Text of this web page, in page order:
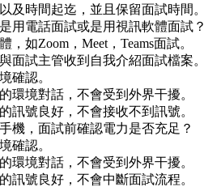
及時間起迄，並且保留面試時間。
用電話面試或是用視訊軟體面試？
如Zoom，Meet，Teams面試。
面試主管收到自我介紹面試檔案。
確認。
環境對話，不會受到外界干擾。
訊號良好，不會接收不到訊號。
機，面試前確認電力是否充足？
確認。
環境對話，不會受到外界干擾。
訊號良好，不會中斷面試流程。